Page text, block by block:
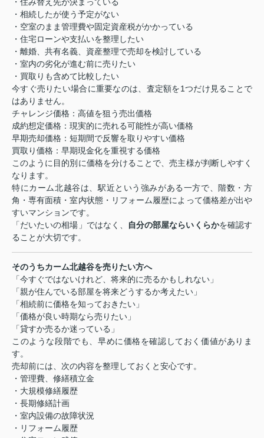
・相続したが使う予定がない
・空室のまま管理費や固定資産税がかかっている
・住宅ローンや支払いを整理したい
・離婚、共有名義、資産整理で売却を検討している
・室内の劣化が進む前に売りたい
・買取りも含めて比較したい
今すぐ売りたい場合に重要なのは、査定額を1つだけ見ることで
はありません。
チャレンジ価格：高値を狙う売出価格
成約想定価格：現実的に売れる可能性が高い価格
早期売却価格：短期間で反響を取りやすい価格
買取り価格：早期現金化を重視する価格
このように目的別に価格を分けることで、売主様が判断しやすく
なります。
特にカーム北越谷は、駅近という強みがある一方で、階数・方
角・専有面積・室内状態・リフォーム履歴によって価格差が出や
すいマンションです。
「だいたいの相場」ではなく、
自分の部屋ならいくらかを確認す
ることが大切です。
そのうちカーム北越谷を売りたい方へ
「今すぐではないけれど、将来的に売るかもしれない」
「親が住んでいる部屋を将来どうするか考えたい」
「相続前に価格を知っておきたい」
「価格が良い時期なら売りたい」
「貸すか売るか迷っている」
このような段階でも、早めに価格を確認しておく価値がありま
す。
売却前には、次の内容を整理しておくと安心です。
・管理費、修繕積立金
・大規模修繕履歴
・長期修繕計画
・室内設備の故障状況
・リフォーム履歴